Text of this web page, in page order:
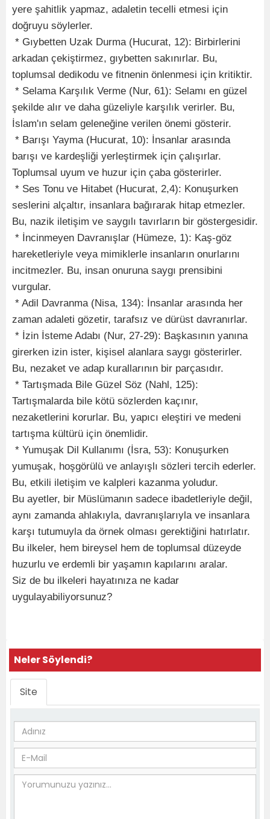
yere şahitlik yapmaz, adaletin tecelli etmesi için
doğruyu söylerler.
* Gıybetten Uzak Durma (Hucurat, 12): Birbirlerini
arkadan çekiştirmez, gıybetten sakınırlar. Bu,
toplumsal dedikodu ve fitnenin önlenmesi için kritiktir.
* Selama Karşılık Verme (Nur, 61): Selamı en güzel
şekilde alır ve daha güzeliyle karşılık verirler. Bu,
İslam'ın selam geleneğine verilen önemi gösterir.
* Barışı Yayma (Hucurat, 10): İnsanlar arasında
barışı ve kardeşliği yerleştirmek için çalışırlar.
Toplumsal uyum ve huzur için çaba gösterirler.
* Ses Tonu ve Hitabet (Hucurat, 2,4): Konuşurken
seslerini alçaltır, insanlara bağırarak hitap etmezler.
Bu, nazik iletişim ve saygılı tavırların bir göstergesidir.
* İncinmeyen Davranışlar (Hümeze, 1): Kaş-göz
hareketleriyle veya mimiklerle insanların onurlarını
incitmezler. Bu, insan onuruna saygı prensibini
vurgular.
* Adil Davranma (Nisa, 134): İnsanlar arasında her
zaman adaleti gözetir, tarafsız ve dürüst davranırlar.
* İzin İsteme Adabı (Nur, 27-29): Başkasının yanına
girerken izin ister, kişisel alanlara saygı gösterirler.
Bu, nezaket ve adap kurallarının bir parçasıdır.
* Tartışmada Bile Güzel Söz (Nahl, 125):
Tartışmalarda bile kötü sözlerden kaçınır,
nezaketlerini korurlar. Bu, yapıcı eleştiri ve medeni
tartışma kültürü için önemlidir.
* Yumuşak Dil Kullanımı (İsra, 53): Konuşurken
yumuşak, hoşgörülü ve anlayışlı sözleri tercih ederler.
Bu, etkili iletişim ve kalpleri kazanma yoludur.
Bu ayetler, bir Müslümanın sadece ibadetleriyle değil,
aynı zamanda ahlakıyla, davranışlarıyla ve insanlara
karşı tutumuyla da örnek olması gerektiğini hatırlatır.
Bu ilkeler, hem bireysel hem de toplumsal düzeyde
huzurlu ve erdemli bir yaşamın kapılarını aralar.
Siz de bu ilkeleri hayatınıza ne kadar
uygulayabiliyorsunuz?
Neler Söylendi?
Site